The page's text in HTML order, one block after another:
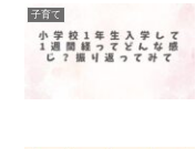
子育て